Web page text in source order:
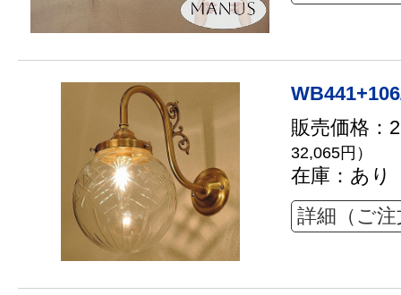
販売価格：
32,065円）
在庫：あり
詳細（ご